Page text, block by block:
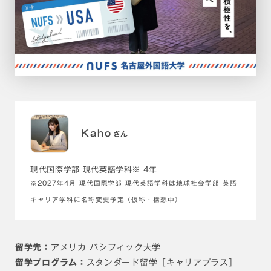
Kaho さん
現代国際学部 現代英語学科※ 4年
※2027年4月 現代国際学部 現代英語学科は地球社会学部 英語
キャリア学科に名称変更予定（仮称・構想中）
留学先： アメリカ パシフィック大学
留学プログラム： スタンダード留学［キャリアプラス］